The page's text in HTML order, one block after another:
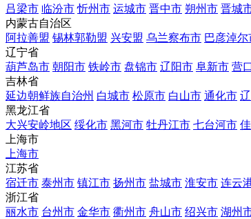
吕梁市 临汾市 忻州市 运城市 晋中市 朔州市 晋城
内蒙古自治区
阿拉善盟 锡林郭勒盟 兴安盟 乌兰察布市 巴彦淖尔
辽宁省
葫芦岛市 朝阳市 铁岭市 盘锦市 辽阳市 阜新市 营
吉林省
延边朝鲜族自治州 白城市 松原市 白山市 通化市
黑龙江省
大兴安岭地区 绥化市 黑河市 牡丹江市 七台河市
上海市
上海市
江苏省
宿迁市 泰州市 镇江市 扬州市 盐城市 淮安市 连云
浙江省
丽水市 台州市 金华市 衢州市 舟山市 绍兴市 湖州